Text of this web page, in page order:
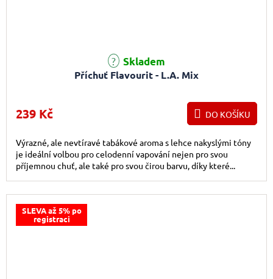
Příchuť Flavourit - L.A. Mix
Skladem
239 Kč DO KOŠÍKU
Výrazné, ale nevtíravé tabákové aroma s lehce nakyslými tóny
je ideální volbou pro celodenní vapování nejen pro svou
příjemnou chuť, ale také pro svou čirou barvu, díky které...
SLEVA až 5% po
registraci